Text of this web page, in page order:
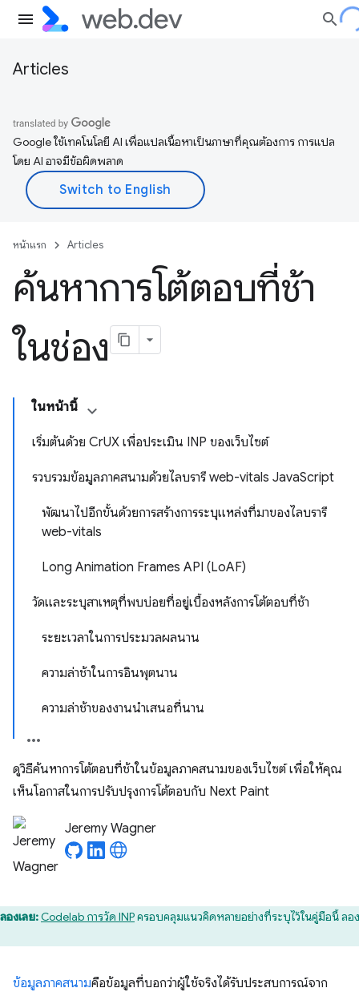
Articles
Google ใช้เทคโนโลยี AI เพื่อแปลเนื้อหาเป็นภาษาที่คุณต้องการ การแปล
โดย AI อาจมีข้อผิดพลาด
หน้าแรก Articles
ค้นหาการโต้ตอบที่ช้า
ในช่อง
ในหน้านี้
เริ่มต้นด้วย CrUX เพื่อประเมิน INP ของเว็บไซต์
รวบรวมข้อมูลภาคสนามด้วยไลบรารี web-vitals JavaScript
พัฒนาไปอีกขั้นด้วยการสร้างการระบุแหล่งที่มาของไลบรารี
web-vitals
Long Animation Frames API (LoAF)
วัดและระบุสาเหตุที่พบบ่อยที่อยู่เบื้องหลังการโต้ตอบที่ช้า
ระยะเวลาในการประมวลผลนาน
ความล่าช้าในการอินพุตนาน
ความล่าช้าของงานนำเสนอที่นาน
ดูวิธีค้นหาการโต้ตอบที่ช้าในข้อมูลภาคสนามของเว็บไซต์ เพื่อให้คุณ
เห็นโอกาสในการปรับปรุงการโต้ตอบกับ Next Paint
Jeremy Wagner
ลองเลย:Codelab การวัด INPครอบคลุมแนวคิดหลายอย่างที่ระบุไว้ในคู่มือนี้ ลอ
ข้อมูลภาคสนามคือข้อมูลที่บอกว่าผู้ใช้จริงได้รับประสบการณ์จาก